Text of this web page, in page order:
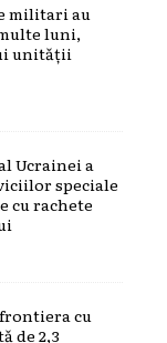
militari au
luni,
unității
Ucrainei a
speciale
cu rachete
cu
de 2,3